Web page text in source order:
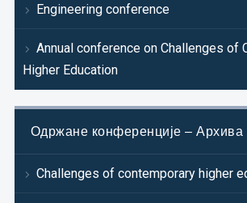
Engineering conference
Annual conference on Challenges of
Higher Education
Одржане конференције – Архива
Challenges of contemporary higher